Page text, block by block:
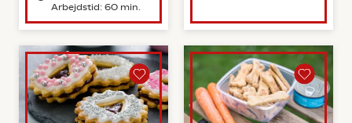
Arbejdstid: 60 min.